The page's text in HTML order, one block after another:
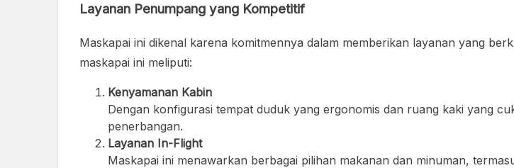
Layanan Penumpang yang Kompetitif
Maskapai ini dikenal karena komitmennya dalam memberikan layanan yang
maskapai ini meliputi:
Kenyamanan Kabin
Dengan konfigurasi tempat duduk yang ergonomis dan ruang kaki yang
penerbangan.
Layanan In-Flight
Maskapai ini menawarkan berbagai pilihan makanan dan minuman,